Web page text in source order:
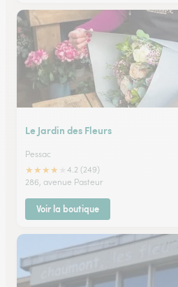
Le Jardin des Fleurs
Pessac
★★★★
4.2 (249)
286, avenue Pasteur
Voir la boutique